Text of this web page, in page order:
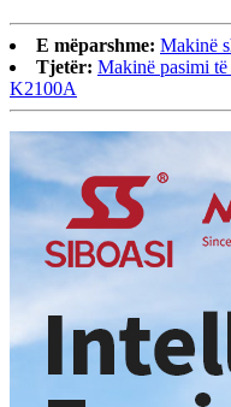
E mëparshme: Makinë
Tjetër: Makinë pasimi
K2100A